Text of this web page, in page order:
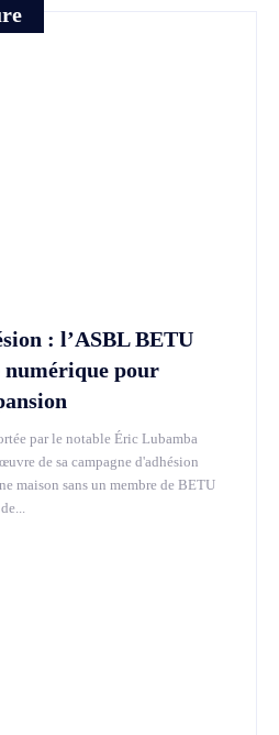
: l’ASBL BETU
pour
par le notable Éric Lubamba
de sa campagne d'adhésion
maison sans un membre de BETU